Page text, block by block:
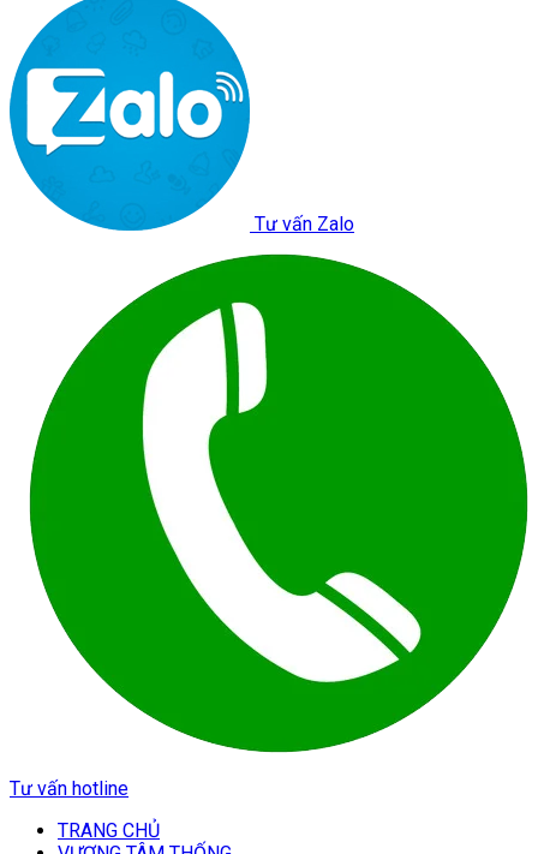
Tư vấn Zalo
Tư vấn hotline
TRANG CHỦ